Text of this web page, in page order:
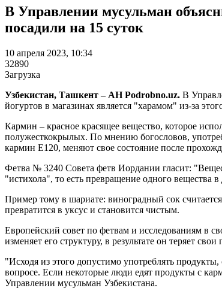
В Управлении мусульман
посадили на 15 суток
10 апреля 2023, 10:34
32890
Загрузка
Узбекистан, Ташкент – АН Podrobno.uz. В
йогуртов в магазинах является "харамом" из-за
Кармин – красное красящее вещество, которое
полужесткокрылых. По мнению богословов,
кармин Е120, меняют свое состояние после
Фетва № 3240 Совета фетв Иордании гласит:
"истихола", то есть превращение одного вещества
Пример тому в шариате: виноградный сок
превратится в уксус и становится чистым.
Европейский совет по фетвам и исследованиям в
изменяет его структуру, в результате он теряет
"Исходя из этого допустимо употреблять
вопросе. Если некоторые люди едят продукты с
Управлении мусульман Узбекистана.